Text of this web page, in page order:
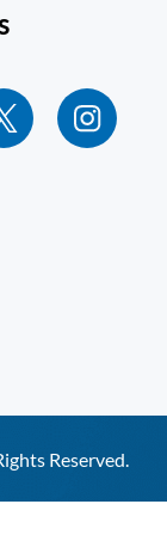
Reserved.